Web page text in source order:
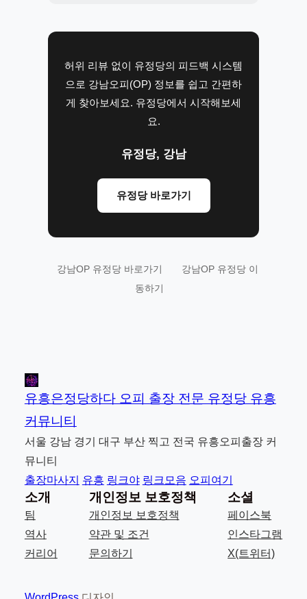
허위 리뷰 없이 유정당의 피드백 시스템
으로 강남오피(OP) 정보를 쉽고 간편하
게 찾아보세요. 유정당에서 시작해보세
요.
유정당, 강남
유정당 바로가기
강남OP 유정당 바로가기
강남OP 유정당 이
동하기
유흥은정당하다 오피 출장 전문 유정당 유흥
커뮤니티
서울 강남 경기 대구 부산 찍고 전국 유흥오피출장 커
뮤니티
출장마사지
유흥 링크야 링크모음 오피여기
소개
팀
역사
커리어
개인정보 보호정책
개인정보 보호정책
약관 및 조건
문의하기
소셜
페이스북
인스타그램
X(트위터)